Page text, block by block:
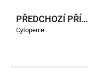
PŘEDCHOZÍ PŘÍLOHY
Cytopenie